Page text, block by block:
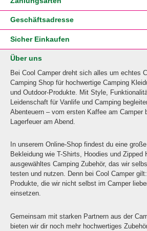
Geschäftsadresse
Sicher Einkaufen
Über uns
Bei Cool Camper dreht sich alles um echtes
Camping Shop für hochwertige Camping
und Outdoor-Produkte. Mit Style,
Leidenschaft für Vanlife und Camping
Abenteuern – vom ersten Kaffee am Camper
Lagerfeuer am Abend.
In unserem Online-Shop findest du eine
Bekleidung wie T-Shirts, Hoodies und Zipped
ausgewähltes Camping Zubehör, das wir
testen und nutzen. Denn bei Cool Camper
Produkte, die wir nicht selbst im Camper
einsetzen.
Gemeinsam mit starken Partnern aus der
bieten wir dir noch mehr hochwertiges